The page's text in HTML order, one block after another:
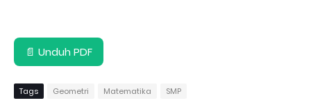
📄 Unduh PDF
Tags Geometri Matematika SMP